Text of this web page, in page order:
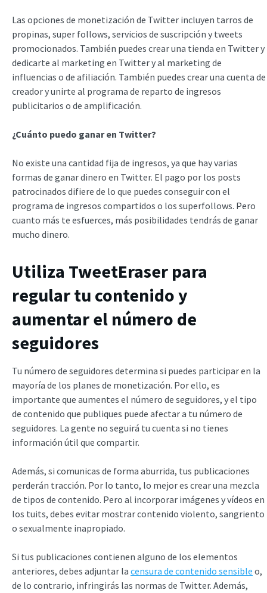
Las opciones de monetización de Twitter incluyen tarros de
propinas, super follows, servicios de suscripción y tweets
promocionados. También puedes crear una tienda en Twitter y
dedicarte al marketing en Twitter y al marketing de
influencias o de afiliación. También puedes crear una cuenta de
creador y unirte al programa de reparto de ingresos
publicitarios o de amplificación.
¿Cuánto puedo ganar en Twitter?
No existe una cantidad fija de ingresos, ya que hay varias
formas de ganar dinero en Twitter. El pago por los posts
patrocinados difiere de lo que puedes conseguir con el
programa de ingresos compartidos o los superfollows. Pero
cuanto más te esfuerces, más posibilidades tendrás de ganar
mucho dinero.
Utiliza TweetEraser para
regular tu contenido y
aumentar el número de
seguidores
Tu número de seguidores determina si puedes participar en la
mayoría de los planes de monetización. Por ello, es
importante que aumentes el número de seguidores, y el tipo
de contenido que publiques puede afectar a tu número de
seguidores. La gente no seguirá tu cuenta si no tienes
información útil que compartir.
Además, si comunicas de forma aburrida, tus publicaciones
perderán tracción. Por lo tanto, lo mejor es crear una mezcla
de tipos de contenido. Pero al incorporar imágenes y vídeos en
los tuits, debes evitar mostrar contenido violento, sangriento
o sexualmente inapropiado.
Si tus publicaciones contienen alguno de los elementos
anteriores, debes adjuntar la censura de contenido sensible o,
de lo contrario, infringirás las normas de Twitter. Además,